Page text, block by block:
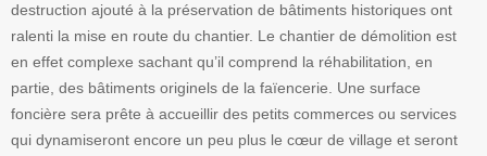
destruction ajouté à la préservation de bâtiments historiques ont
ralenti la mise en route du chantier. Le chantier de démolition est
en effet complexe sachant qu’il comprend la réhabilitation, en
partie, des bâtiments originels de la faïencerie. Une surface
foncière sera prête à accueillir des petits commerces ou services
qui dynamiseront encore un peu plus le cœur de village et seront